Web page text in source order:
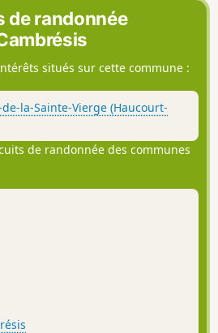
Entre patrimoine authentique et
boucle promet une parenthèse
de randonnée
situés sur cette commune :
la-Sainte-Vierge (Haucourt-
de randonnée des communes